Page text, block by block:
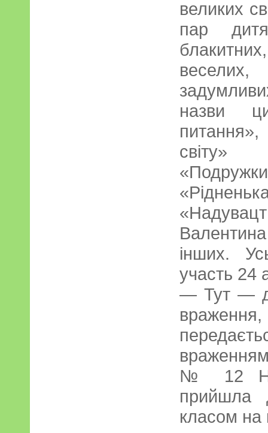
великих
пар
веселих,
назви
світу»
Валентина
інших.
участь 24
— Тут —
№ 12
прийшла
класом на